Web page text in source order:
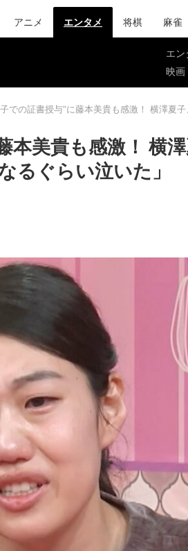
アニメ エンタメ 将棋 麻雀
エン
映画
での証書授与”に藤本美貴も感激！ 横澤夏
本美貴も感激！ 横
るぐらい泣いた」